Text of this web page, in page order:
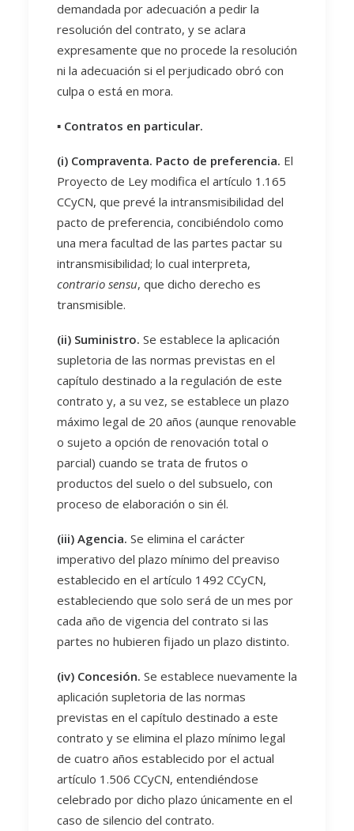
demandada por adecuación a pedir la
resolución del contrato, y se aclara
expresamente que no procede la resolución
ni la adecuación si el perjudicado obró con
culpa o está en mora.
▪️ Contratos en particular.
(i) Compraventa. Pacto de preferencia. El
Proyecto de Ley modifica el artículo 1.165
CCyCN, que prevé la intransmisibilidad del
pacto de preferencia, concibiéndolo como
una mera facultad de las partes pactar su
intransmisibilidad; lo cual interpreta,
contrario sensu, que dicho derecho es
transmisible.
(ii) Suministro. Se establece la aplicación
supletoria de las normas previstas en el
capítulo destinado a la regulación de este
contrato y, a su vez, se establece un plazo
máximo legal de 20 años (aunque renovable
o sujeto a opción de renovación total o
parcial) cuando se trata de frutos o
productos del suelo o del subsuelo, con
proceso de elaboración o sin él.
(iii) Agencia. Se elimina el carácter
imperativo del plazo mínimo del preaviso
establecido en el artículo 1492 CCyCN,
estableciendo que solo será de un mes por
cada año de vigencia del contrato si las
partes no hubieren fijado un plazo distinto.
(iv) Concesión. Se establece nuevamente la
aplicación supletoria de las normas
previstas en el capítulo destinado a este
contrato y se elimina el plazo mínimo legal
de cuatro años establecido por el actual
artículo 1.506 CCyCN, entendiéndose
celebrado por dicho plazo únicamente en el
caso de silencio del contrato.